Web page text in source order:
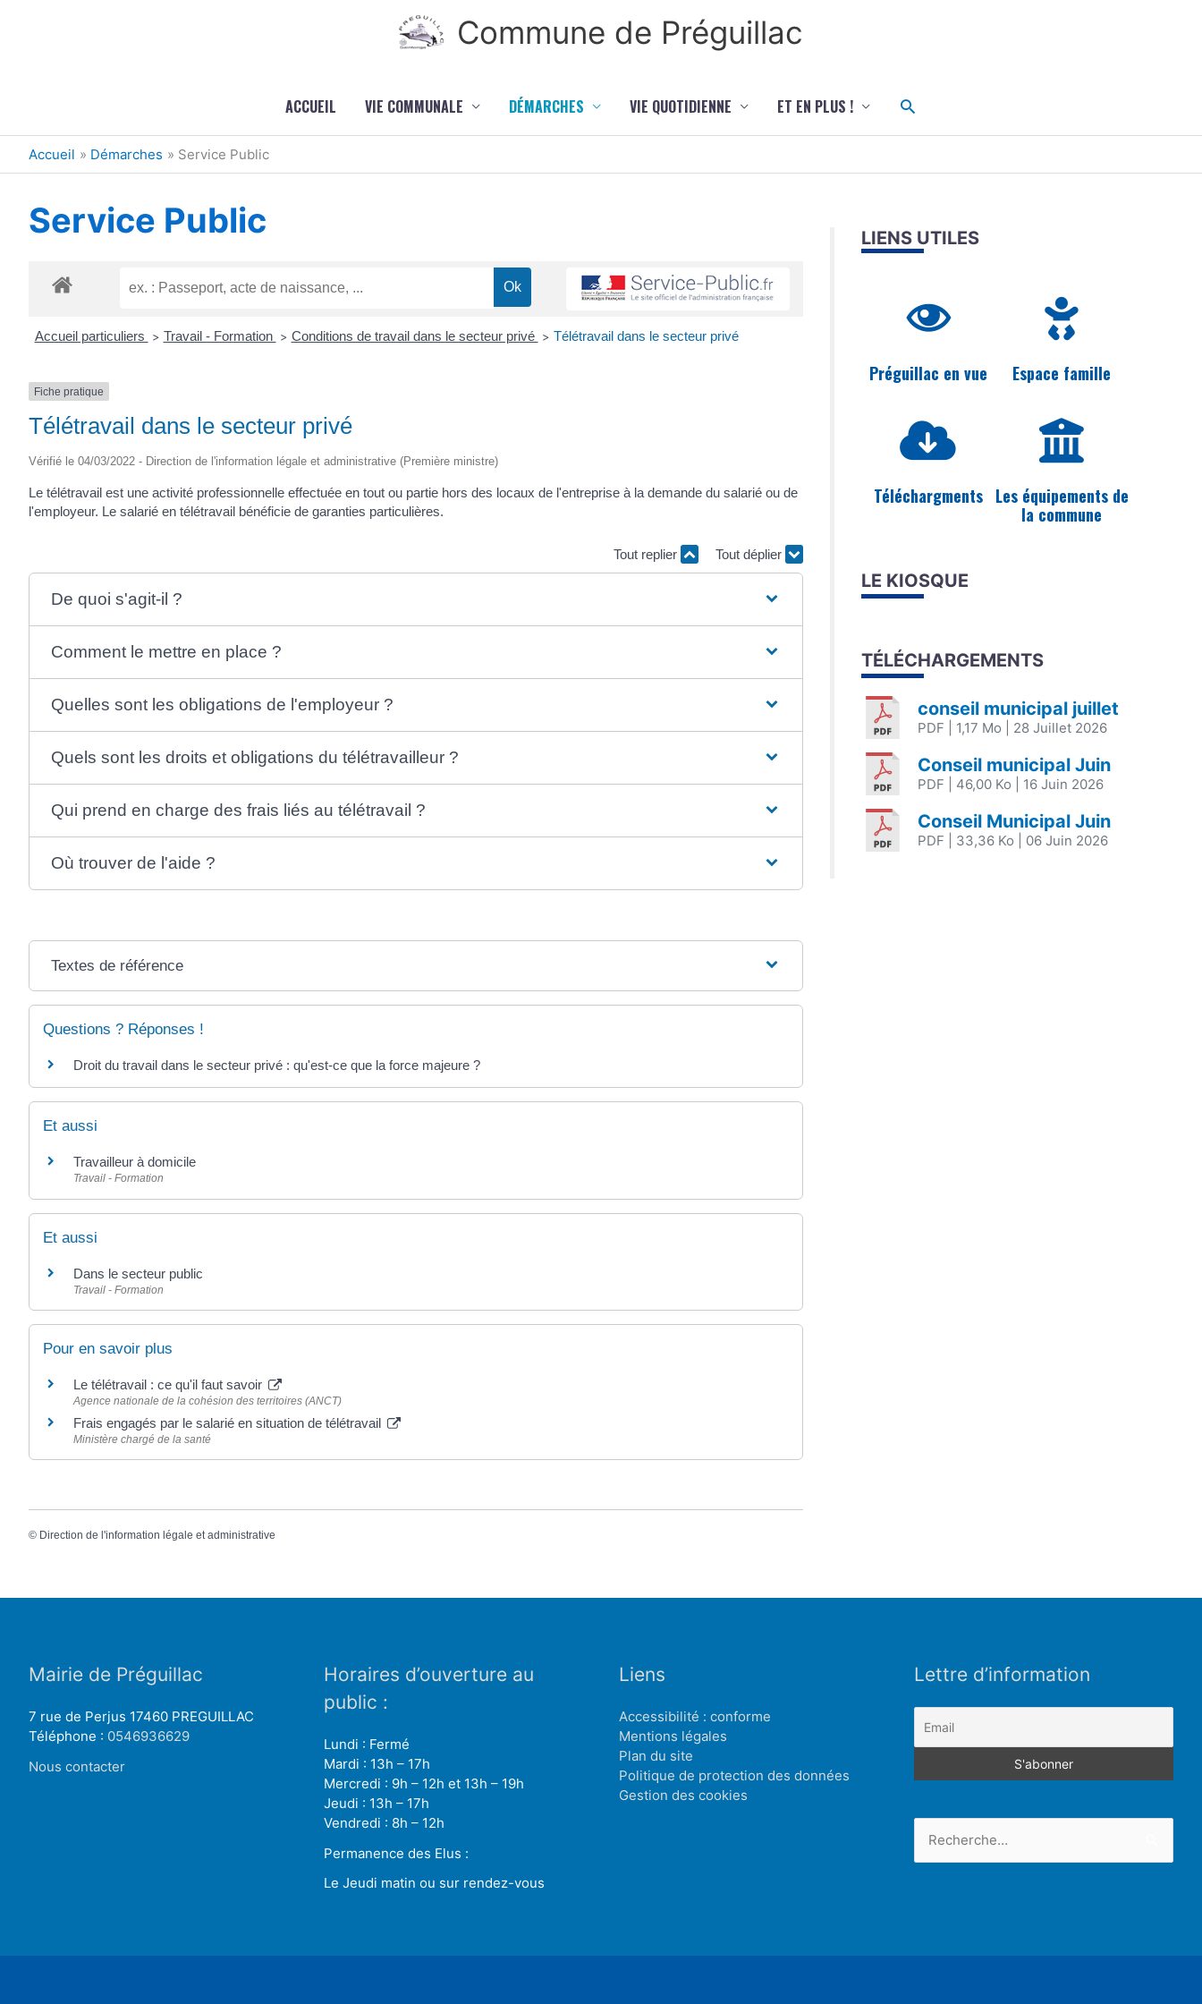
Commune de Préguillac
ACCUEIL VIE COMMUNALE DÉMARCHES VIE QUOTIDIENNE ET EN PLUS ! Rechercher
Accueil Démarches Service Public
Service Public
Accueil particuliers > Travail - Formation > Conditions de travail dans le secteur privé > Télétravail dans le secteur privé
Fiche pratique
Télétravail dans le secteur privé
Vérifié le 04/03/2022 - Direction de l'information légale et administrative (Première ministre)
Le télétravail est une activité professionnelle effectuée en tout ou partie hors des locaux de l'entreprise à la demande du salarié ou de
l'employeur. Le salarié en télétravail bénéficie de garanties particulières.
Tout replier Tout déplier
De quoi s'agit-il ?
Comment le mettre en place ?
Quelles sont les obligations de l'employeur ?
Quels sont les droits et obligations du télétravailleur ?
Qui prend en charge des frais liés au télétravail ?
Où trouver de l'aide ?
Textes de référence
Questions ? Réponses !
Droit du travail dans le secteur privé : qu'est-ce que la force majeure ?
Et aussi
Travailleur à domicile
Travail - Formation
Et aussi
Dans le secteur public
Travail - Formation
Pour en savoir plus
Le télétravail : ce qu'il faut savoir
Agence nationale de la cohésion des territoires (ANCT)
Frais engagés par le salarié en situation de télétravail
Ministère chargé de la santé
© Direction de l'information légale et administrative
LIENS UTILES
Préguillac en vue Espace famille
Téléchargments Les équipements de
la commune
LE KIOSQUE
TÉLÉCHARGEMENTS
conseil municipal juillet
PDF | 1,17 Mo | 28 Juillet 2026
Conseil municipal Juin
PDF | 46,00 Ko | 16 Juin 2026
Conseil Municipal Juin
PDF | 33,36 Ko | 06 Juin 2026
Mairie de Préguillac
7 rue de Perjus 17460 PREGUILLAC
Téléphone : 0546936629
Nous contacter
Horaires d’ouverture au
public :
Lundi : Fermé
Mardi : 13h – 17h
Mercredi : 9h – 12h et 13h – 19h
Jeudi : 13h – 17h
Vendredi : 8h – 12h
Permanence des Elus :
Le Jeudi matin ou sur rendez-vous
Liens
Accessibilité : conforme
Mentions légales
Plan du site
Politique de protection des données
Gestion des cookies
Lettre d’information